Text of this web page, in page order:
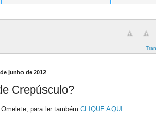
junho de 2012
Crepúsculo?
para ler também CLIQUE AQUI